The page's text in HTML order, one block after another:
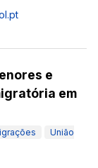
e
em
União